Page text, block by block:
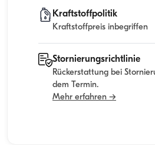
Kraftstoffpolitik
Kraftstoffpreis inbegriffen
Stornierungsrichtlinie
Rückerstattung bei
dem Termin.
Mehr erfahren →